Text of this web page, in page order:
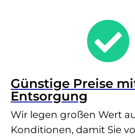

Günstige Preise
Entsorgung
Wir legen großen Wert
Konditionen, damit Sie